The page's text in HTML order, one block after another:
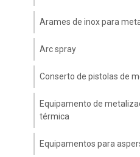
Arames de inox para
Arc spray
Conserto de pistolas de
Equipamento de
térmica
Equipamentos para